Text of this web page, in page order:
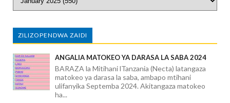
ZILIZOPENDWA ZAIDI
ANGALIA MATOKEO YA DARASA LA SABA 2024
BARAZA la Mitihani lTanzania (Necta) latangaza
matokeo ya darasa la saba, ambapo mtihani
ulifanyika Septemba 2024. Akitangaza matokeo
ha...